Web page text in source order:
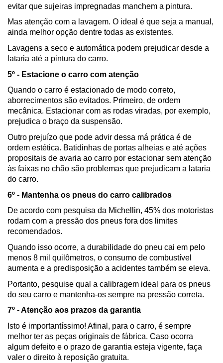
evitar que sujeiras impregnadas manchem a pintura.
Mas atenção com a lavagem. O ideal é que seja a manual,
ainda melhor opção dentre todas as existentes.
Lavagens a seco e automática podem prejudicar desde a
lataria até a pintura do carro.
5º - Estacione o carro com atenção
Quando o carro é estacionado de modo correto,
aborrecimentos são evitados. Primeiro, de ordem
mecânica. Estacionar com as rodas viradas, por exemplo,
prejudica o braço da suspensão.
Outro prejuízo que pode advir dessa má prática é de
ordem estética. Batidinhas de portas alheias e até ações
propositais de avaria ao carro por estacionar sem atenção
às faixas no chão são problemas que prejudicam a lataria
do carro.
6º - Mantenha os pneus do carro calibrados
De acordo com pesquisa da Michellin, 45% dos motoristas
rodam com a pressão dos pneus fora dos limites
recomendados.
Quando isso ocorre, a durabilidade do pneu cai em pelo
menos 8 mil quilômetros, o consumo de combustível
aumenta e a predisposição a acidentes também se eleva.
Portanto, pesquise qual a calibragem ideal para os pneus
do seu carro e mantenha-os sempre na pressão correta.
7º - Atenção aos prazos da garantia
Isto é importantíssimo! Afinal, para o carro, é sempre
melhor ter as peças originais de fábrica. Caso ocorra
algum defeito e o prazo de garantia esteja vigente, faça
valer o direito à reposição gratuita.